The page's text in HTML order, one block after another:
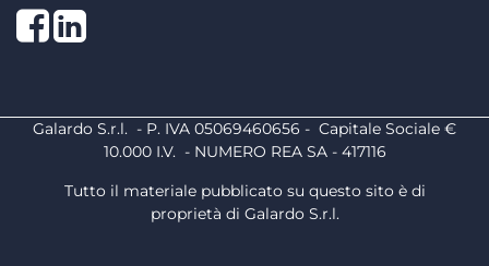
Facebook
LinkedIn
Galardo S.r.l. - P. IVA 05069460656 - Capitale Sociale €
10.000 I.V. - NUMERO REA SA - 417116
Tutto il materiale pubblicato su questo sito è di
proprietà di Galardo S.r.l.